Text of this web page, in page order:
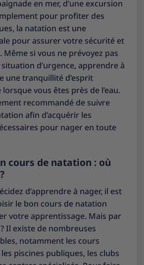
en mer, d’une excursion
pour profiter des
la natation est une
pour assurer votre sécurité et
Même si vous ne prévoyez pas
situation d’urgence, apprendre à
une tranquillité d’esprit
vous êtes près de l’eau.
recommandé de suivre
afin d’acquérir les
pour nager en toute
cours de natation : où
d’apprendre à nager, il est
le bon cours de natation
votre apprentissage. Mais par
Il existe de nombreuses
notamment les cours
piscines publiques, les clubs